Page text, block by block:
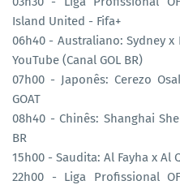
Island United - Fifa+
06h40 - Australiano: Sydney
YouTube (Canal GOL BR)
07h00 - Japonês: Cerezo
GOAT
08h40 - Chinês: Shanghai
BR
15h00 - Saudita: Al Fayha x Al
22h00 - Liga Profissional